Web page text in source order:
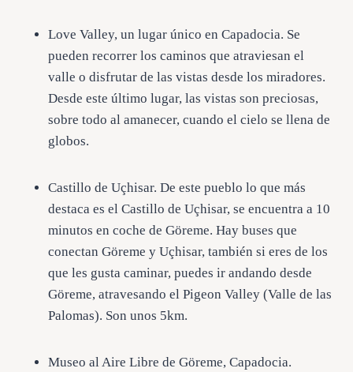
Love Valley, un lugar único en Capadocia. Se
pueden recorrer los caminos que atraviesan el
valle o disfrutar de las vistas desde los miradores.
Desde este último lugar, las vistas son preciosas,
sobre todo al amanecer, cuando el cielo se llena de
globos.
Castillo de Uçhisar. De este pueblo lo que más
destaca es el Castillo de Uçhisar, se encuentra a 10
minutos en coche de Göreme. Hay buses que
conectan Göreme y Uçhisar, también si eres de los
que les gusta caminar, puedes ir andando desde
Göreme, atravesando el Pigeon Valley (Valle de las
Palomas). Son unos 5km.
Museo al Aire Libre de Göreme, Capadocia.